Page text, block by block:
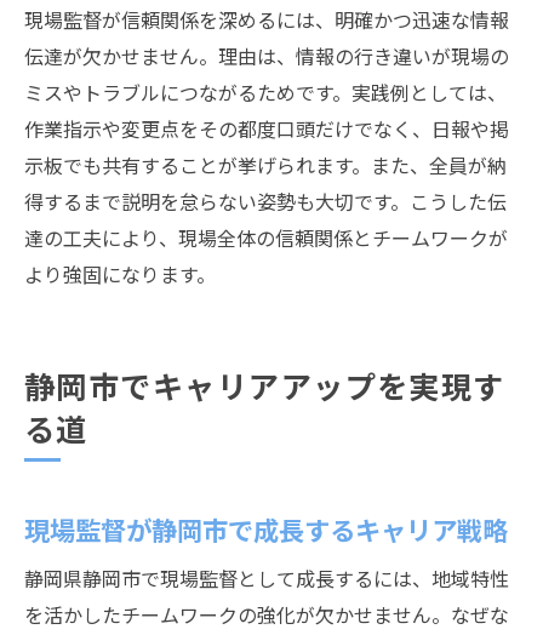
現場監督が信頼関係を深めるには、明確かつ迅速な情報
伝達が欠かせません。理由は、情報の行き違いが現場の
ミスやトラブルにつながるためです。実践例としては、
作業指示や変更点をその都度口頭だけでなく、日報や掲
示板でも共有することが挙げられます。また、全員が納
得するまで説明を怠らない姿勢も大切です。こうした伝
達の工夫により、現場全体の信頼関係とチームワークが
より強固になります。
静岡市でキャリアアップを実現す
る道
現場監督が静岡市で成長するキャリア戦略
静岡県静岡市で現場監督として成長するには、地域特性
を活かしたチームワークの強化が欠かせません。なぜな